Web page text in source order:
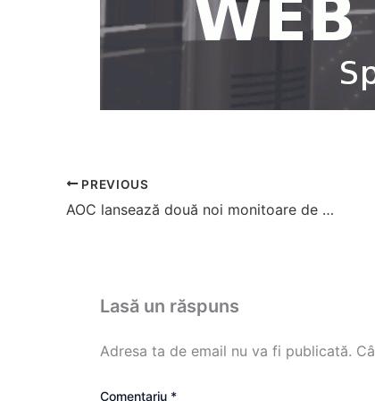
PREVIOUS
AOC lansează două noi monitoare de
gaming
Lasă un răspuns
Adresa ta de email nu va fi publicată.
Comentariu *